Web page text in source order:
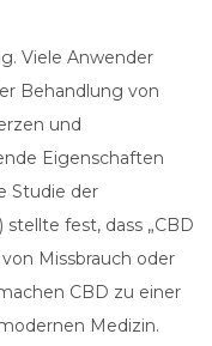
Viele Anwender
Behandlung von
und
Eigenschaften
Studie der
fest, dass „CBD
Missbrauch oder
CBD zu einer
Medizin.